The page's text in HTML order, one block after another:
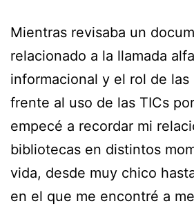
Mientras revisaba un
relacionado a la llamada
informacional y el rol de
frente al uso de las TICs
empecé a recordar mi
bibliotecas en distintos
vida, desde muy chico
en el que me encontré a